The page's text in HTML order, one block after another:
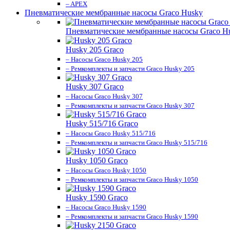
– APEX
Пневматические мембранные насосы Graco Husky
Пневматические мембранные насосы Graco
Husky 205 Graco
– Насосы Graco Husky 205
– Ремкомплекты и запчасти Graco Husky 205
Husky 307 Graco
– Насосы Graco Husky 307
– Ремкомплекты и запчасти Graco Husky 307
Husky 515/716 Graco
– Насосы Graco Husky 515/716
– Ремкомплекты и запчасти Graco Husky 515/716
Husky 1050 Graco
– Насосы Graco Husky 1050
– Ремкомплекты и запчасти Graco Husky 1050
Husky 1590 Graco
– Насосы Graco Husky 1590
– Ремкомплекты и запчасти Graco Husky 1590